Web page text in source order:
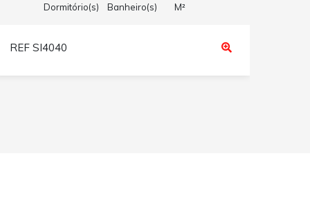
Dormitório(s)
Banheiro(s)
M²
REF SI4040